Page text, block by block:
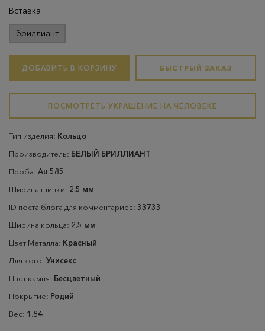
Вставка
бриллиант
ДОБАВИТЬ В КОРЗИНУ БЫСТРЫЙ ЗАКАЗ
ПОСМОТРЕТЬ УКРАШЕНИЕ НА ЧЕЛОВЕКЕ
Тип изделия: Кольцо
Производитель: БЕЛЫЙ БРИЛЛИАНТ
Проба: Au 585
Ширина шинки: 2.5 мм
ID поста блога для комментариев: 33733
Ширина кольца: 2.5 мм
Цвет Металла: Красный
Для кого: Унисекс
Цвет камня: Бесцветный
Покрытие: Родий
Вес: 1.84